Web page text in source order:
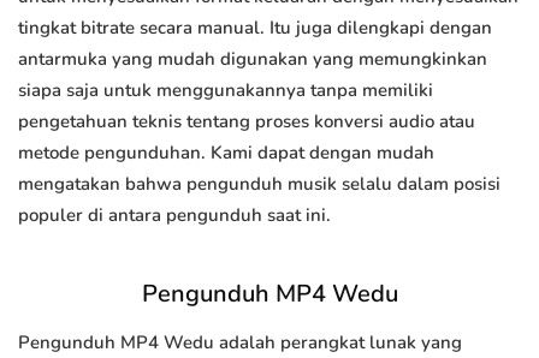
tingkat bitrate secara manual. Itu juga dilengkapi dengan
antarmuka yang mudah digunakan yang memungkinkan
siapa saja untuk menggunakannya tanpa memiliki
pengetahuan teknis tentang proses konversi audio atau
metode pengunduhan. Kami dapat dengan mudah
mengatakan bahwa pengunduh musik selalu dalam posisi
populer di antara pengunduh saat ini.
Pengunduh MP4 Wedu
Pengunduh MP4 Wedu adalah perangkat lunak yang